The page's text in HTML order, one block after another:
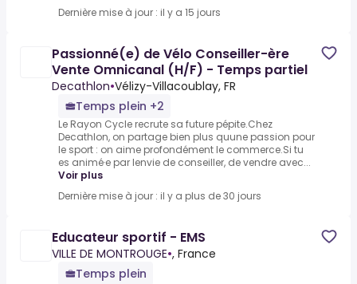
Dernière mise à jour : il y a 15 jours
Passionné(e) de Vélo Conseiller-ère
Vente Omnicanal (H/F) - Temps partiel
Decathlon•Vélizy-Villacoublay, FR
Temps plein +2
Le Rayon Cycle recrute sa future pépite.Chez
Decathlon, on partage bien plus quune passion pour
le sport : on aime profondément le commerce.Si tu
es animé·e par lenvie de conseiller, de vendre avec...
Voir plus
Dernière mise à jour : il y a plus de 30 jours
Educateur sportif - EMS
VILLE DE MONTROUGE•, France
Temps plein